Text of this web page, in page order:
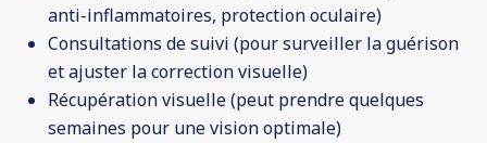
anti-inflammatoires, protection oculaire)
Consultations de suivi (pour surveiller la guérison
et ajuster la correction visuelle)
Récupération visuelle (peut prendre quelques
semaines pour une vision optimale)